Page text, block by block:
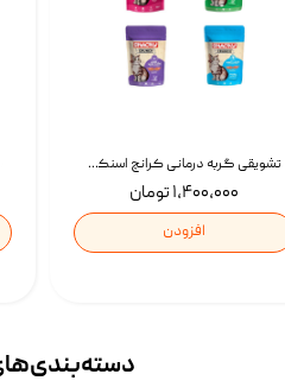
تشویقی گربه درمانی کرانچ اسنکی با طعم میکس Snacky Crunch Cat Treats وزن 60 گرم بسته 4 عددی
۱,۴۰۰,۰۰۰ تومان
افزودن